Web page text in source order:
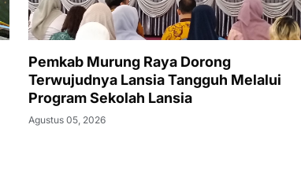
Pemkab Murung Raya Dorong
Terwujudnya Lansia Tangguh Melalui
Program Sekolah Lansia
Agustus 05, 2026